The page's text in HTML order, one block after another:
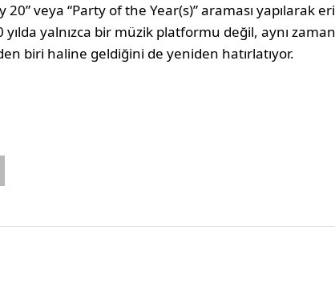
veya “Party of the Year(s)” araması yapılarak
yılda yalnızca bir müzik platformu değil, aynı
biri haline geldiğini de yeniden hatırlatıyor.